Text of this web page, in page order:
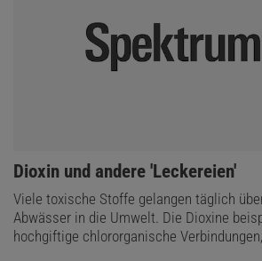
:
Dioxin und andere 'Leckereien'
Viele toxische Stoffe gelangen täglich
Abwässer in die Umwelt. Die Dioxine
hochgiftige chlororganische